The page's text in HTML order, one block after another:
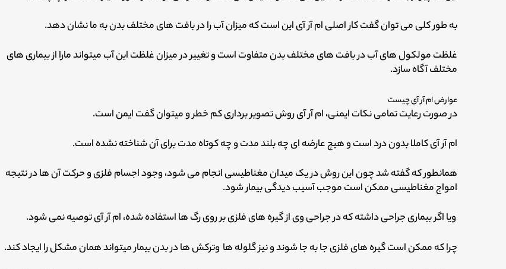
به طور کلی می توان گفت کار اصلی ام آر آی این است که میزان آب را در بافت های مختلف بدن به ما نشان دهد.
غلظت مولکول های آب در بافت های مختلف بدن متفاوت است و تغییر در میزان غلظت این آب میتواند مارا از بیماری های
مختلف آگاه سازد.
عوارض ام آر آی چیست
در صورت رعایت تمامی نکات ایمنی، ام آر آی روش تصویر برداری کم خطر و میتوان گفت ایمن است.
ام آر آی کاملا بدون درد است و هیچ عارضه ای چه بلند مدت و چه کوتاه مدت برای آن شناخته نشده است.
همانطور که گفته شد چون این روش در یک میدان مغناطیسی انجام می شود، وجود اجسام فلزی و حرکت آن ها در نتیجه
امواج مغناطیسی ممکن است موجب آسیب دیدگی بیمار شود.
ویا اگر بیماری جراحی داشته که در جراحی وی از گیره های فلزی بر روی رگ ها استفاده شده، ام آر آی توصیه نمی شود.
چرا که ممکن است گیره های فلزی جا به جا شوند و نیز گلوله ها وترکش ها در بدن بیمار میتواند همان مشکل را ایجاد کند.